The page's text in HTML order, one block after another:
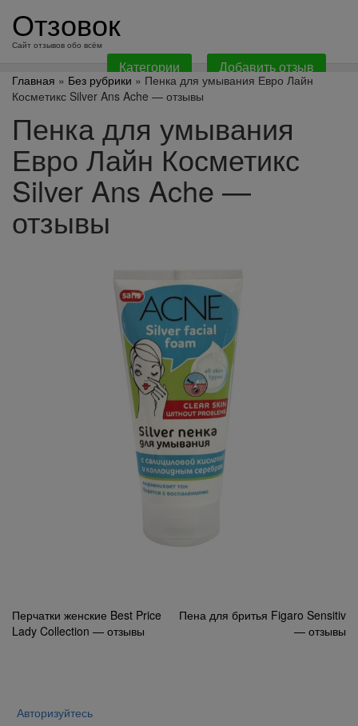
содержанию
Отзовок
Сайт отзывов обо всём
Категории Добавить отзыв
Главная » Без рубрики » Пенка для умывания Евро Лайн
Косметикс Silver Ans Ache — отзывы
Пенка для умывания
Евро Лайн Косметикс
Silver Ans Ache —
отзывы
Навигация
по
Перчатки женские Best Price
Lady Collection — отзывы
Пена для бритья Figaro Sensitiv
— отзывы
Авторизуйтесь